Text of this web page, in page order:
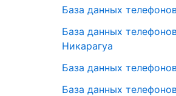
База данных
База данных
Никарагуа
База данных
База данных